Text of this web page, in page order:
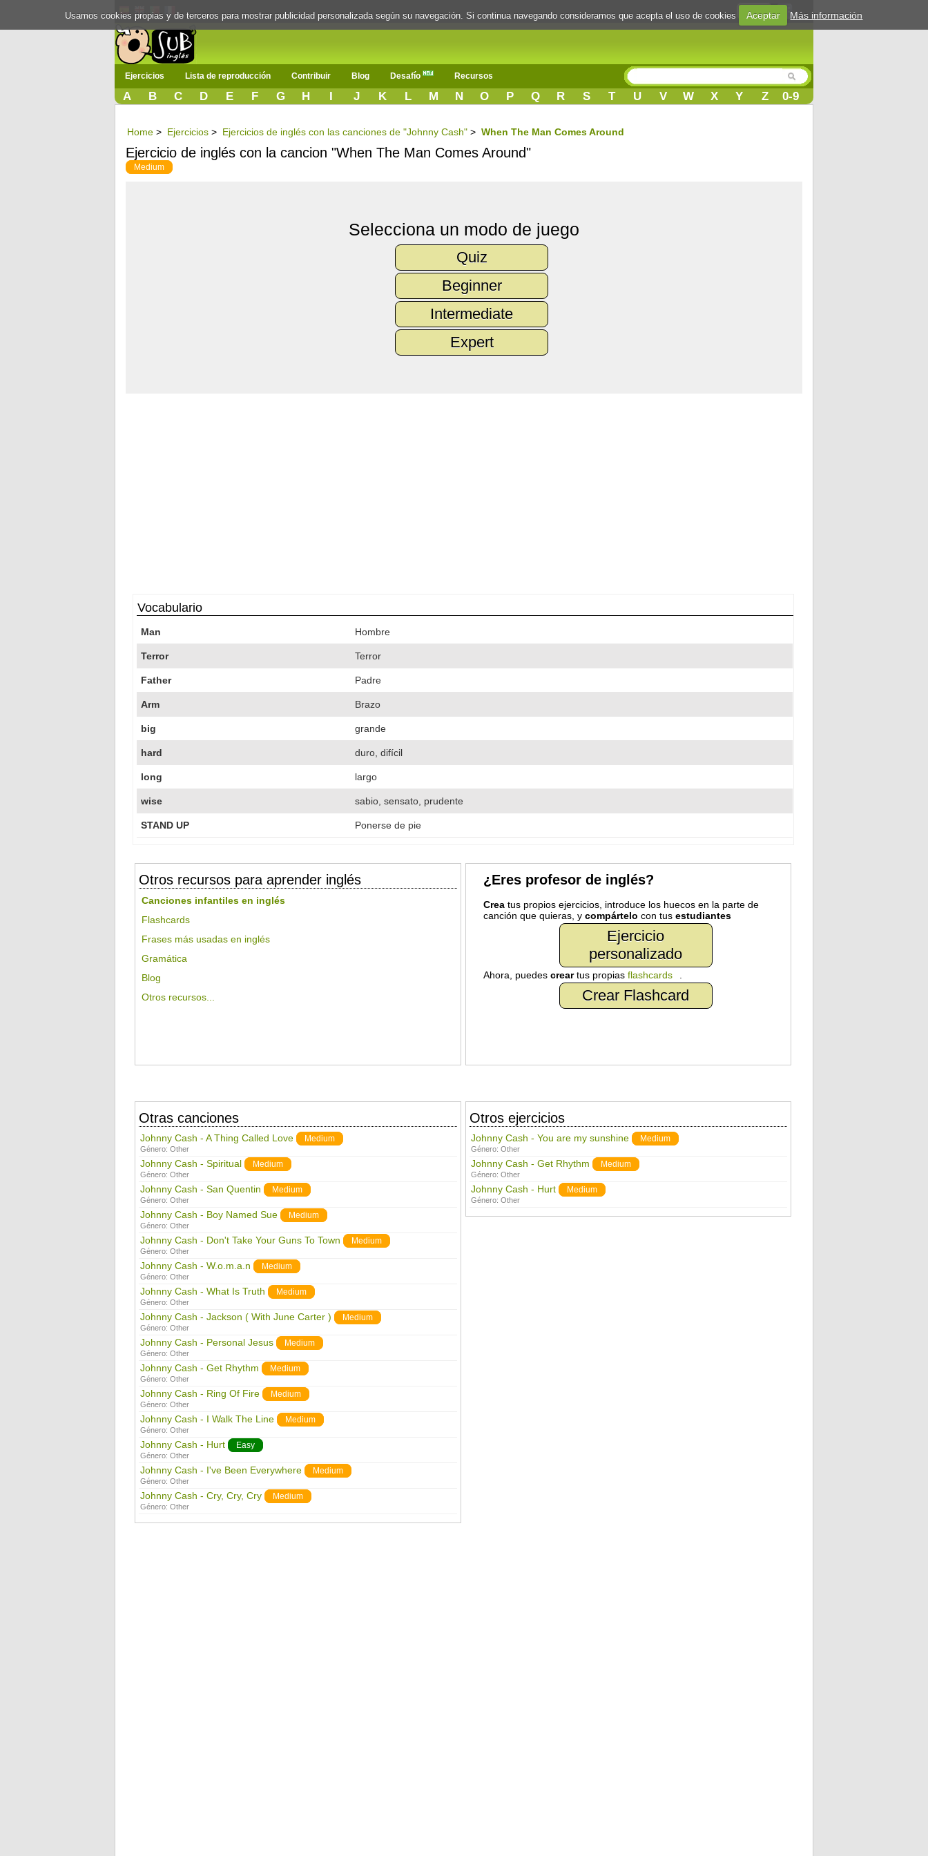
Login
Ejercicios Lista de reproducción Contribuir Blog Desafío Recursos
A B C D E F G H I J K L M N O P Q R S T U V W X Y Z 0-9
Home > Ejercicios > Ejercicios de inglés con las canciones de "Johnny Cash" > When The Man Comes Around
Ejercicio de inglés con la cancion "When The Man Comes Around"
Medium
Selecciona un modo de juego
Quiz
Beginner
Intermediate
Expert
Vocabulario
Man Hombre
Terror Terror
Father Padre
Arm Brazo
big grande
hard duro, difícil
long largo
wise sabio, sensato, prudente
STAND UP Ponerse de pie
Otros recursos para aprender inglés
Canciones infantiles en inglés
Flashcards
Frases más usadas en inglés
Gramática
Blog
Otros recursos...
¿Eres profesor de inglés?
Creatus propios ejercicios, introduce los huecos en la parte de
canción que quieras, y compártelo con tus estudiantes
Ejercicio
personalizado
Ahora, puedes creartus propias flashcards
Crear Flashcard
Otras canciones
Johnny Cash - A Thing Called Love Medium
Género: Other
Johnny Cash - Spiritual Medium
Género: Other
Johnny Cash - San Quentin Medium
Género: Other
Johnny Cash - Boy Named Sue Medium
Género: Other
Johnny Cash - Don't Take Your Guns To Town Medium
Género: Other
Johnny Cash - W.o.m.a.n Medium
Género: Other
Johnny Cash - What Is Truth Medium
Género: Other
Johnny Cash - Jackson ( With June Carter ) Medium
Género: Other
Johnny Cash - Personal Jesus Medium
Género: Other
Johnny Cash - Get Rhythm Medium
Género: Other
Johnny Cash - Ring Of Fire Medium
Género: Other
Johnny Cash - I Walk The Line Medium
Género: Other
Johnny Cash - Hurt Easy
Género: Other
Johnny Cash - I've Been Everywhere Medium
Género: Other
Johnny Cash - Cry, Cry, Cry Medium
Género: Other
Otros ejercicios
Johnny Cash - You are my sunshine Medium
Género: Other
Johnny Cash - Get Rhythm Medium
Género: Other
Johnny Cash - Hurt Medium
Género: Other
Usamos cookies propias y de terceros para mostrar publicidad personalizada según su navegación. Si continua navegando consideramos que acepta el uso de cookies Aceptar Más información